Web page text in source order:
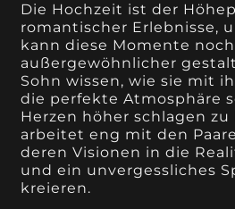
Die Hochzeit ist der
romantischer Erlebnisse,
kann diese Momente noch
außergewöhnlicher
Sohn wissen, wie sie mit
die perfekte Atmosphäre
Herzen höher schlagen zu
arbeitet eng mit den
deren Visionen in die
und ein unvergessliches
kreieren.